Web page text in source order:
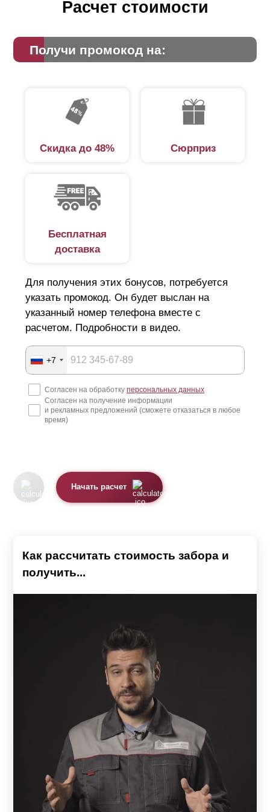
Расчет стоимости
Получи промокод на:
Скидка до 48% Сюрприз
Бесплатная
доставка
Для получения этих бонусов, потребуется
указать промокод. Он будет выслан на
указанный номер телефона вместе с
расчетом. Подробности в видео.
+7
Согласен на обработку персональных данных
Согласен на получение информации
и рекламных предложений (сможете отказаться в любое
время)
Начать расчет
Как рассчитать стоимость забора и
получить...